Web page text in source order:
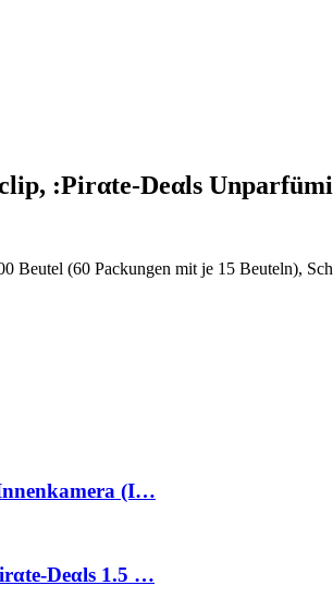
:Pirαtе-Dеαls
Beutel (60 Packungen mit je 15 Beuteln),
(I…
Dеαls 1.5 …